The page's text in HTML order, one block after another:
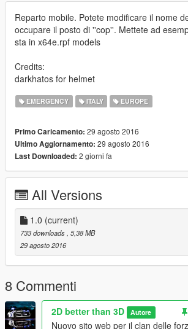
Reparto mobile. Potete modificare il nome
occupare il posto di ''cop''. Mettete ad
sta in x64e.rpf models
Credits:
darkhatos for helmet
EMERGENCY ITALY EUROPE
Primo Caricamento: 29 agosto 2016
Ultimo Aggiornamento: 29 agosto 2016
Last Downloaded: 2 giorni fa
All Versions
1.0 (current)
733 downloads , 5,38 MB
29 agosto 2016
8 Commenti
2D better than 3D Autore
Nuovo sito web per il clan delle